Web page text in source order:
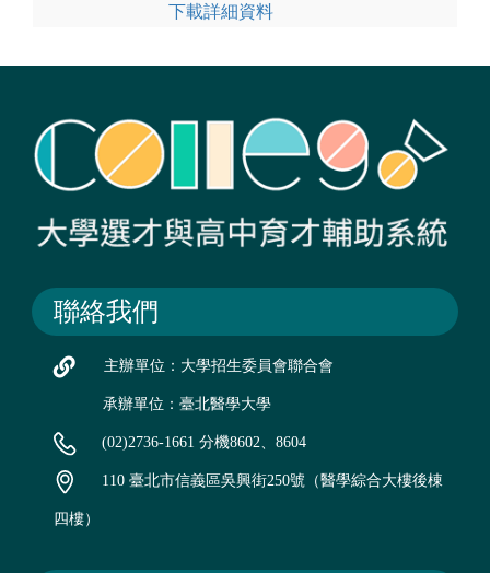
下載詳細資料
聯絡我們
主辦單位：大學招生委員會聯合會
承辦單位：臺北醫學大學
(02)2736-1661 分機8602、8604
110 臺北市信義區吳興街250號（醫學綜合大樓後棟
四樓）